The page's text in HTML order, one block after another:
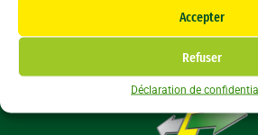
Accepter
Refuser
Déclaration de